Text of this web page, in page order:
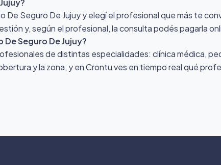
Seguro De Jujuy y elegí el profesional que más te
y, según el profesional, la consulta podés pagarla
Seguro De Jujuy?
de distintas especialidades: clínica médica,
y la zona, y en Crontu ves en tiempo real qué